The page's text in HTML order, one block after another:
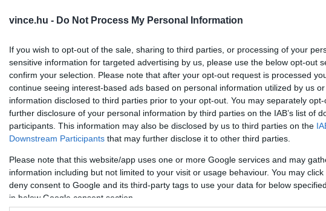
vince.hu - Do Not Process My Personal Information
If you wish to opt-out of the sale, sharing to third parties, or processing of your
sensitive information for targeted advertising by us, please use the below opt-out
confirm your selection. Please note that after your opt-out request is processed
continue seeing interest-based ads based on personal information utilized by us
information disclosed to third parties prior to your opt-out. You may separately
further disclosure of your personal information by third parties on the IAB’s list of
participants. This information may also be disclosed by us to third parties on the
Downstream Participants that may further disclose it to other third parties.
Please note that this website/app uses one or more Google services and may
information including but not limited to your visit or usage behaviour. You may
deny consent to Google and its third-party tags to use your data for below
in below Google consent section.
szintén fontos figyelmeztető jel. Ha a tojáson penész
utal, azt jelzi, hogy a termék környezete
beindulásának.